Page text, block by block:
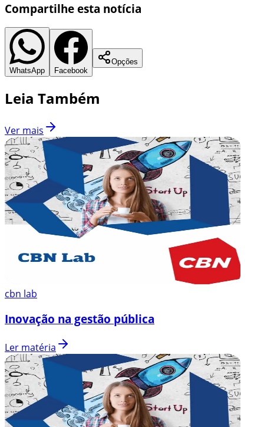
Compartilhe esta notícia
WhatsApp Facebook
Opções
Leia Também
Ver mais
cbn lab
Inovação na gestão pública
Ler matéria